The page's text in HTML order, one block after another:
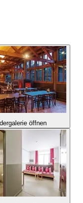
öffnen